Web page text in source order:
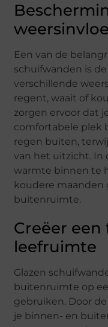
Een van de
schuifwanden is
verschillende
regent, waait of
zorgen ervoor dat
comfortabele plek
regen buiten,
van het uitzicht. In
warmte binnen te
koudere
buitenruimte.
Creëer een
leefruimte
Glazen
buitenruimte op
gebruiken. Door
je binnen- en